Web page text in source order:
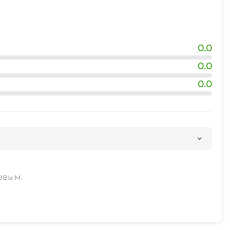
0.0
0.0
0.0